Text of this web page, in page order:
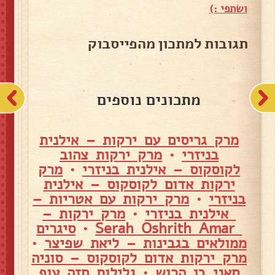
ושתפי :)
תגובות למתכון מהפייסבוק
מתכונים נוספים
מרק גריסים עם ירקות – אילנית
בניזרי • מרק ירקות צהוב
לקוסקוס – אילנית בניזרי • מרק
ירקות אדום לקוסקוס – אילנית
בניזרי • מרק ירקות עם אטריות –
אילנית בניזרי • מרק ירקות –
Serah Oshrith Amar
•סיגרים
ממולאים בגבינות – ליאת שפיצר •
מרק ירקות אדום לקוסקוס – סוניה